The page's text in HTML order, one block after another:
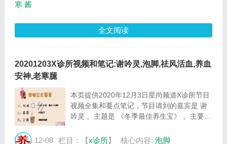
寒 酱
全文阅读
20201203X诊所视频和笔记:谢吟灵,泡脚,祛风活血,养血
安神,老寒腿
本页提供2020年12月3日星尚频道X诊所节目
视频全集和要点笔记，节目请到的嘉宾是 谢
吟灵 。主题是 《冬季最佳养生宝》 。主要介
容，百年养生网提供视频全集的在线观看和主
12-08 栏目：【x诊所】 核心内容: 泡脚